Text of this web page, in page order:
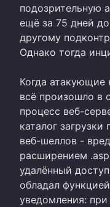
подозрительную
ещё за 75 дней
другому
Однако тогда
Когда атакующие
всё произошло в
процесс веб-
каталог
веб-шеллов -
расширением
удалённый
обладал
уведомления: